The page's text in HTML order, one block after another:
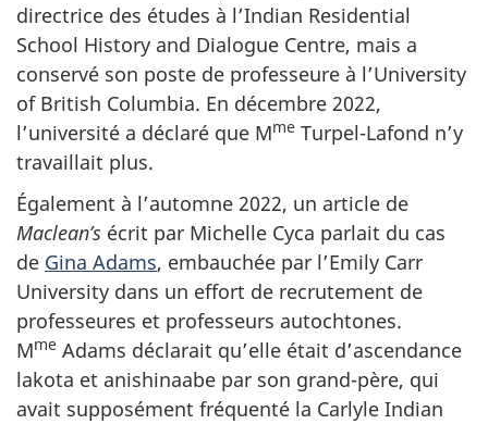
directrice des études à l’Indian Residential
School History and Dialogue Centre, mais a
conservé son poste de professeure à l’University
of British Columbia. En décembre 2022,
l’université a déclaré que Mme Turpel-Lafond n’y
travaillait plus.
Également à l’automne 2022, un article de
Maclean’s écrit par Michelle Cyca parlait du cas
de Gina Adams, embauchée par l’Emily Carr
University dans un effort de recrutement de
professeures et professeurs autochtones.
Mme Adams déclarait qu’elle était d’ascendance
lakota et anishinaabe par son grand-père, qui
avait supposément fréquenté la Carlyle Indian